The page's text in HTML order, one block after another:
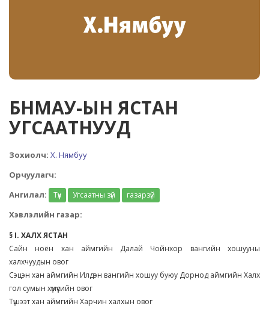
БНМАУ-ЫН ЯСТАН
УГСААТНУУД
Зохиолч: Х. Нямбуу
Орчуулагч:
Ангилал:
Түүх Угсаатны зүй газарзүй
Хэвлэлийн газар:
§ I. ХАЛХ ЯСТАН
Сайн ноён хан аймгийн Далай Чойнхор вангийн хошууны
халхчуудын овог
Сэцэн хан аймгийн Илдэн вангийн хошуу буюу Дорнод аймгийн Халх
гол сумын хүмүүсийн овог
Түшээт хан аймгийн Харчин халхын овог